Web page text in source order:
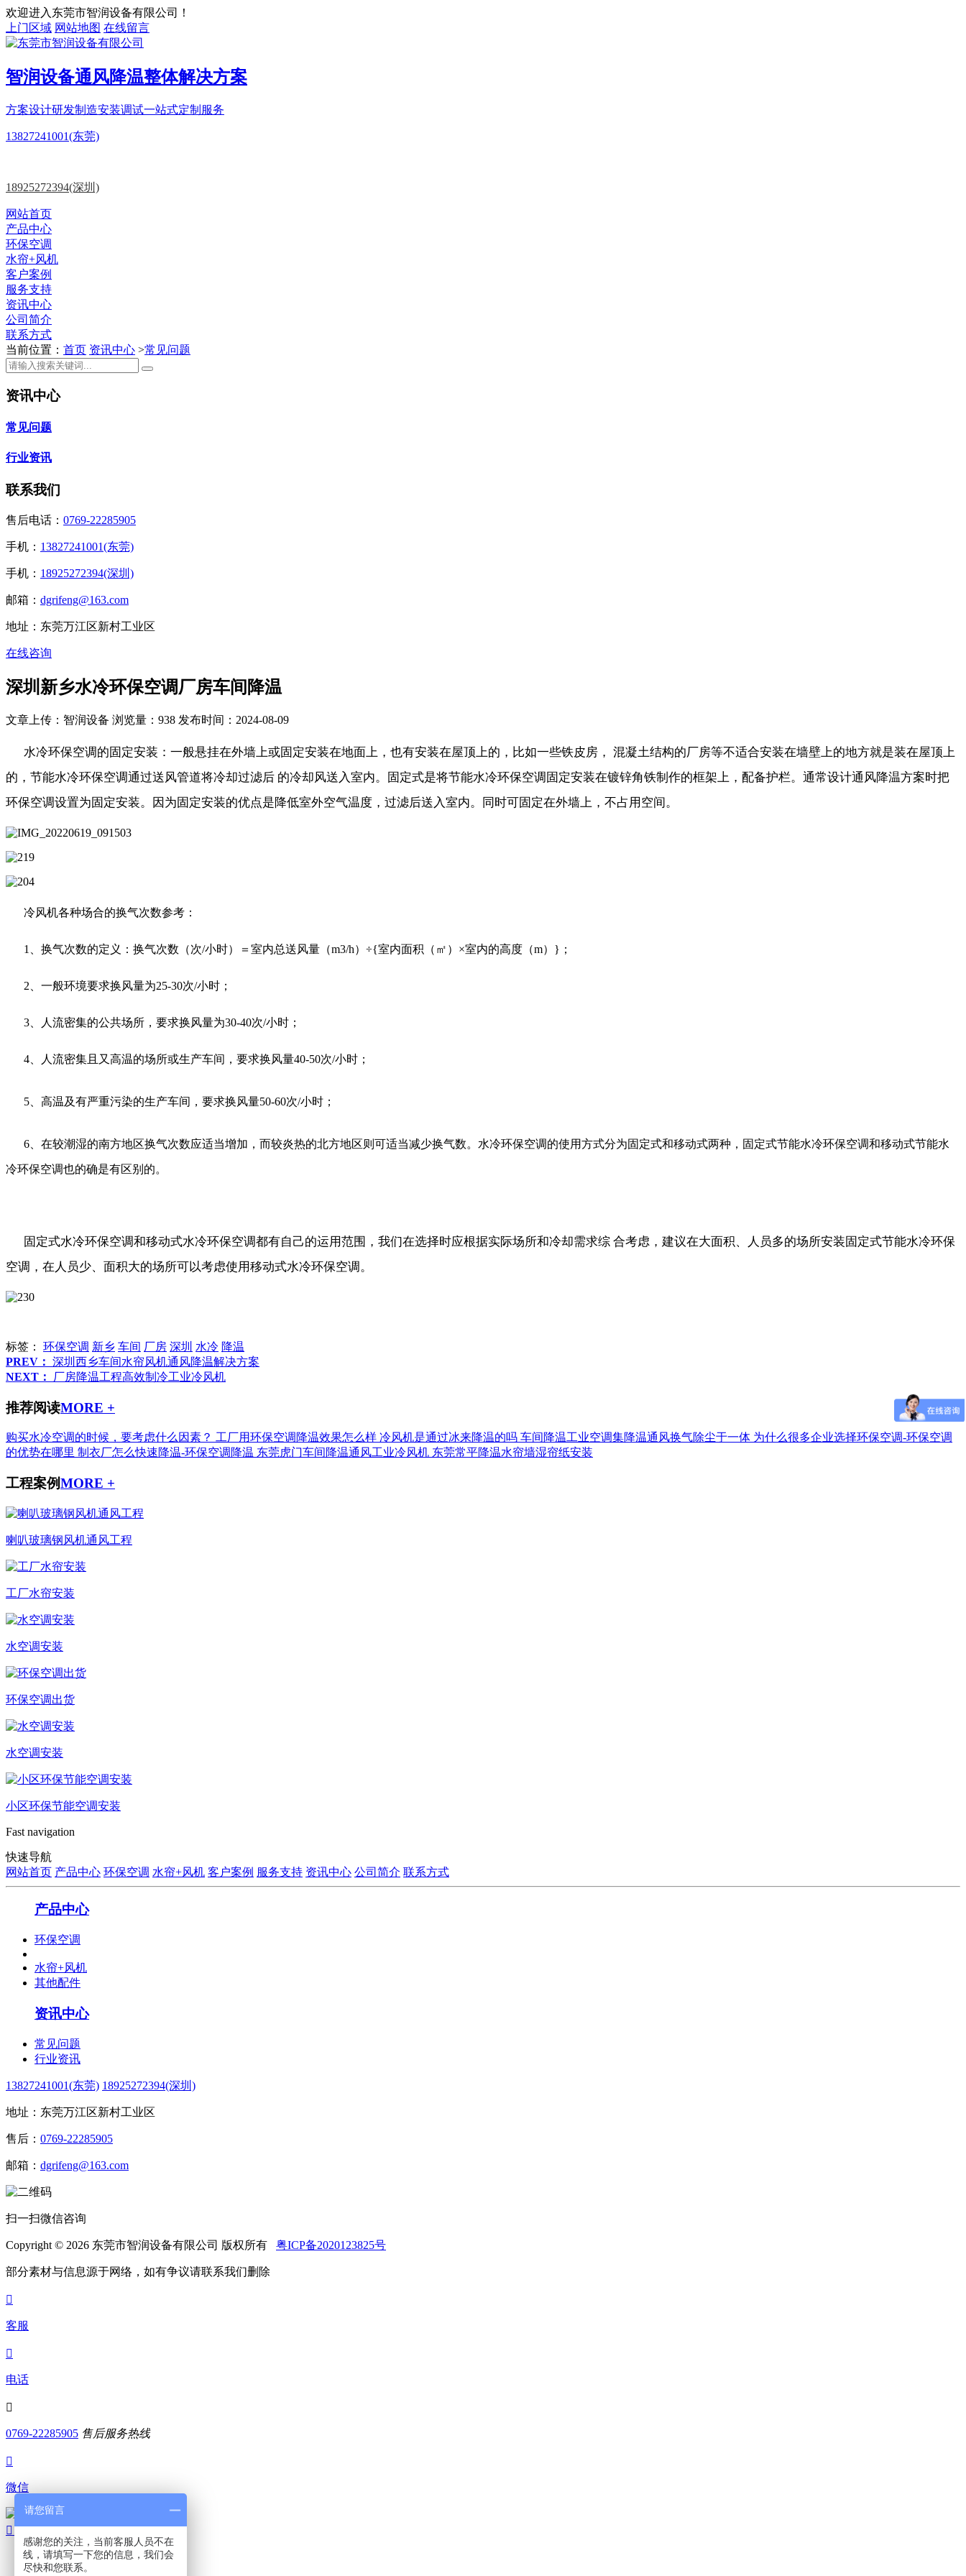
欢迎进入东莞市智润设备有限公司！
上门区域 网站地图 在线留言
智润设备通风降温整体解决方案
方案设计研发制造安装调试一站式定制服务
13827241001(东莞)
18925272394(深圳)
网站首页
产品中心
环保空调
水帘+风机
客户案例
服务支持
资讯中心
公司简介
联系方式
当前位置： 首页 资讯中心 >常见问题
资讯中心
常见问题
行业资讯
联系我们
售后电话： 0769-22285905
手机： 13827241001(东莞)
手机： 18925272394(深圳)
邮箱： dgrifeng@163.com
地址：东莞万江区新村工业区
在线咨询
深圳新乡水冷环保空调厂房车间降温
文章上传：智润设备 浏览量：938 发布时间：2024-08-09
水冷环保空调的固定安装：一般悬挂在外墙上或固定安装在地面上，也有安装在屋顶上的，比如一些铁皮房， 混凝土结构的厂房等不适合安装在墙壁上的地方就是装在屋顶上
的，节能水冷环保空调通过送风管道将冷却过滤后 的冷却风送入室内。固定式是将节能水冷环保空调固定安装在镀锌角铁制作的框架上，配备护栏。通常设计通风降温方案时把
环保空调设置为固定安装。因为固定安装的优点是降低室外空气温度，过滤后送入室内。同时可固定在外墙上，不占用空间。
冷风机各种场合的换气次数参考：
1、换气次数的定义：换气次数（次/小时）＝室内总送风量（m3/h）÷{室内面积（㎡）×室内的高度（m）}；
2、一般环境要求换风量为25-30次/小时；
3、人流密集的公共场所，要求换风量为30-40次/小时；
4、人流密集且又高温的场所或生产车间，要求换风量40-50次/小时；
5、高温及有严重污染的生产车间，要求换风量50-60次/小时；
6、在较潮湿的南方地区换气次数应适当增加，而较炎热的北方地区则可适当减少换气数。水冷环保空调的使用方式分为固定式和移动式两种，固定式节能水冷环保空调和移动式节能水
冷环保空调也的确是有区别的。
固定式水冷环保空调和移动式水冷环保空调都有自己的运用范围，我们在选择时应根据实际场所和冷却需求综 合考虑，建议在大面积、人员多的场所安装固定式节能水冷环保
空调，在人员少、面积大的场所可以考虑使用移动式水冷环保空调。
标签： 环保空调 新乡 车间 厂房 深圳 水冷 降温
PREV： 深圳西乡车间水帘风机通风降温解决方案
NEXT：
厂房降温工程高效制冷工业冷风机
推荐阅读MORE +
购买水冷空调的时候，要考虑什么因素？ 工厂用环保空调降温效果怎么样 冷风机是通过冰来降温的吗 车间降温工业空调集降温通风换气除尘于一体 为什么很多企业选择环保空调-环保空调
的优势在哪里 制衣厂怎么快速降温-环保空调降温 东莞虎门车间降温通风工业冷风机 东莞常平降温水帘墙湿帘纸安装
工程案例MORE +
喇叭玻璃钢风机通风工程
工厂水帘安装
水空调安装
环保空调出货
水空调安装
小区环保节能空调安装
Fast navigation
快速导航
网站首页 产品中心 环保空调 水帘+风机 客户案例 服务支持 资讯中心 公司简介 联系方式
产品中心
环保空调
水帘+风机
其他配件
资讯中心
常见问题
行业资讯
13827241001(东莞) 18925272394(深圳)
地址：东莞万江区新村工业区
售后： 0769-22285905
邮箱： dgrifeng@163.com
扫一扫微信咨询
Copyright © 2026 东莞市智润设备有限公司 版权所有 粤ICP备2020123825号
部分素材与信息源于网络，如有争议请联系我们删除

客服

电话

0769-22285905 售后服务热线

微信
 顶部

电话咨询
请您留言
感谢您的关注，当前客服人员不在
线，请填写一下您的信息，我们会
尽快和您联系。